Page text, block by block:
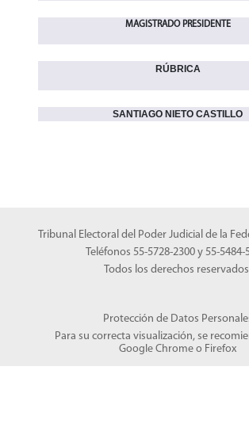
MAGISTRADO PRESIDENTE
RÚBRICA
SANTIAGO NIETO CASTILLO
Tribunal Electoral del Poder Judicial de la
Teléfonos 55-5728-2300 y 55-5484-
Todos los derechos
Protección de Datos
Para su correcta visualización, se
Google Chrome o Firefox